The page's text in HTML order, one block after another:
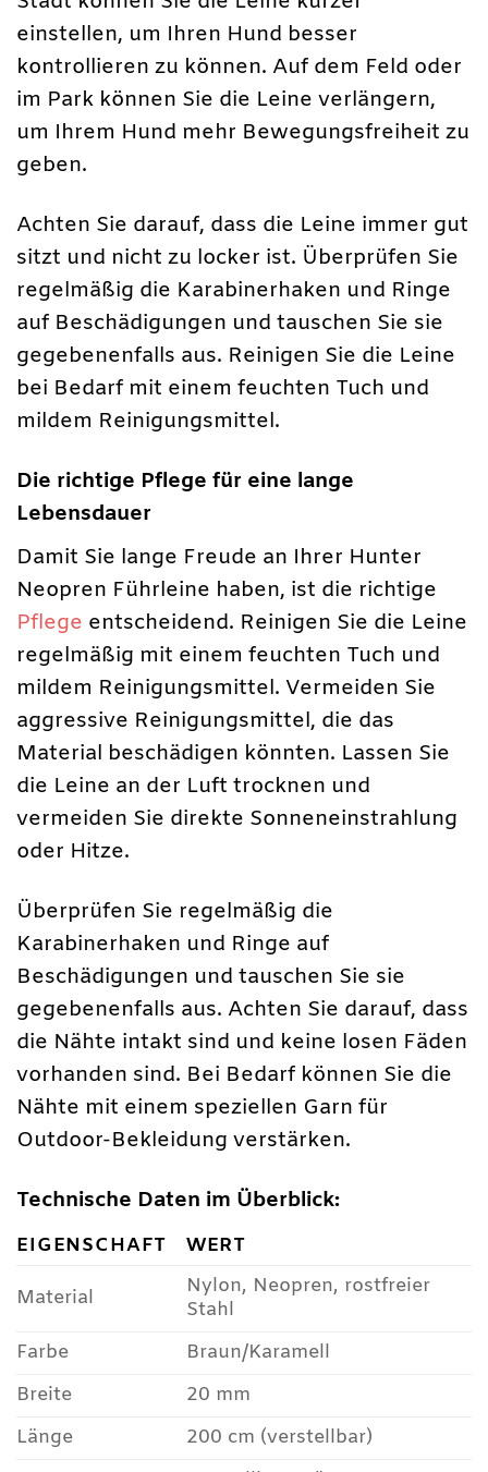
einstellen, um Ihren Hund besser
kontrollieren zu können. Auf dem Feld oder
im Park können Sie die Leine verlängern,
um Ihrem Hund mehr Bewegungsfreiheit zu
geben.
Achten Sie darauf, dass die Leine immer gut
sitzt und nicht zu locker ist. Überprüfen Sie
regelmäßig die Karabinerhaken und Ringe
auf Beschädigungen und tauschen Sie sie
gegebenenfalls aus. Reinigen Sie die Leine
bei Bedarf mit einem feuchten Tuch und
mildem Reinigungsmittel.
Die richtige Pflege für eine lange
Lebensdauer
Damit Sie lange Freude an Ihrer Hunter
Neopren Führleine haben, ist die richtige
Pflege entscheidend. Reinigen Sie die Leine
regelmäßig mit einem feuchten Tuch und
mildem Reinigungsmittel. Vermeiden Sie
aggressive Reinigungsmittel, die das
Material beschädigen könnten. Lassen Sie
die Leine an der Luft trocknen und
vermeiden Sie direkte Sonneneinstrahlung
oder Hitze.
Überprüfen Sie regelmäßig die
Karabinerhaken und Ringe auf
Beschädigungen und tauschen Sie sie
gegebenenfalls aus. Achten Sie darauf, dass
die Nähte intakt sind und keine losen Fäden
vorhanden sind. Bei Bedarf können Sie die
Nähte mit einem speziellen Garn für
Outdoor-Bekleidung verstärken.
Technische Daten im Überblick:
EIGENSCHAFT WERT
Material
Nylon, Neopren, rostfreier
Stahl
Farbe
Braun/Karamell
Breite
20 mm
Länge
200 cm (verstellbar)